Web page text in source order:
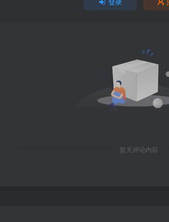
暂无评论内容